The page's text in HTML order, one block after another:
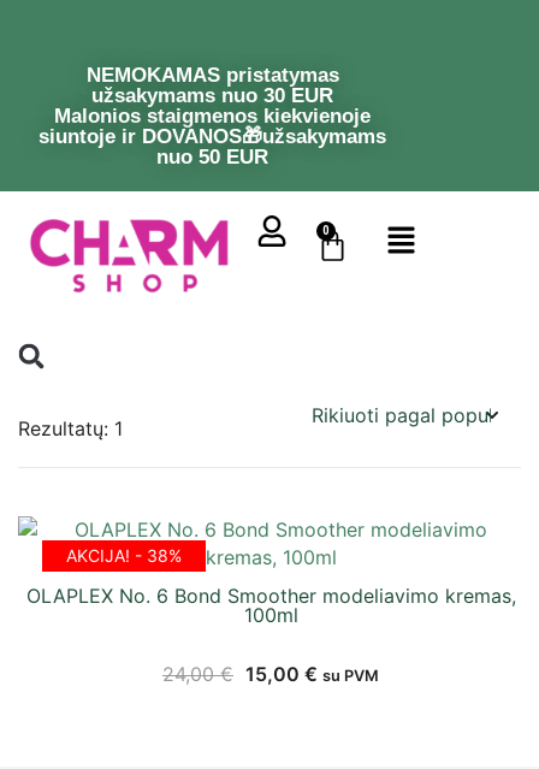
NEMOKAMAS pristatymas
užsakymams nuo 30 EUR
Malonios staigmenos kiekvienoje
siuntoje ir DOVANOS🎁užsakymams
nuo 50 EUR
0
Rezultatų: 1
AKCIJA! - 38%
OLAPLEX No. 6 Bond Smoother modeliavimo kremas,
100ml
24,00€ 15,00 € su PVM